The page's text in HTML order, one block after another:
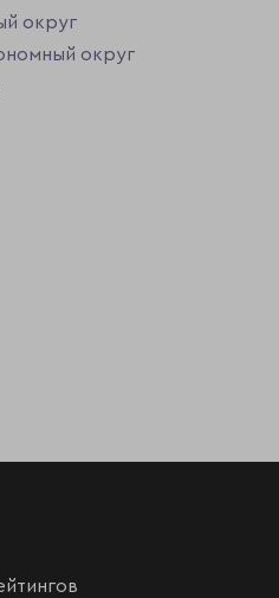
округ
округ